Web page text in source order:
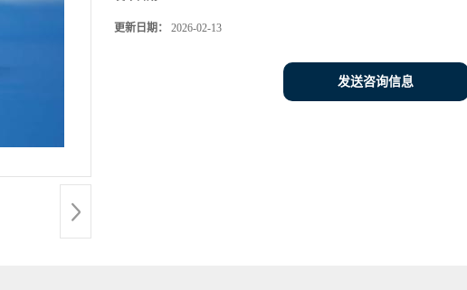
更新日期： 2026-02-13
发送咨询信息